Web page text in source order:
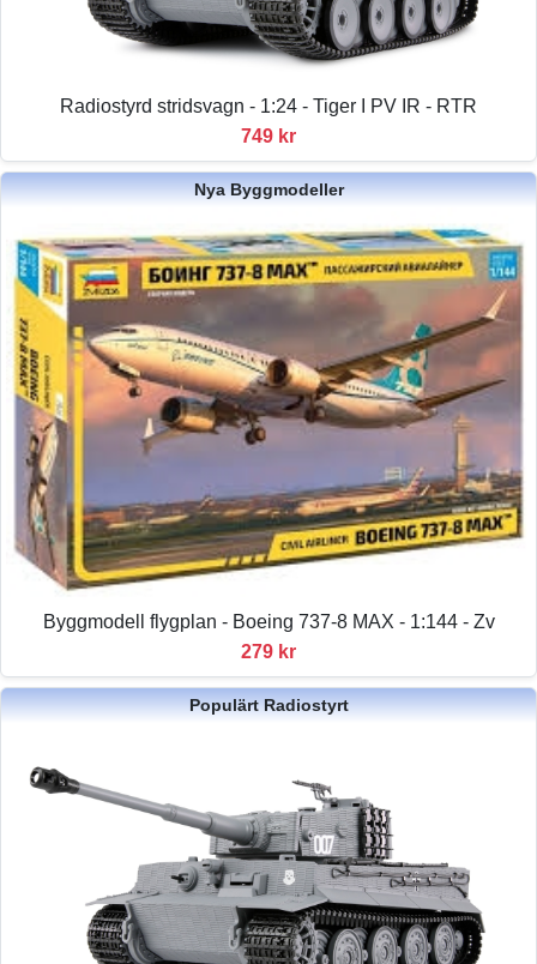
Radiostyrd stridsvagn - 1:24 - Tiger I PV IR - RTR
749 kr
Nya Byggmodeller
Byggmodell flygplan - Boeing 737-8 MAX - 1:144 - Zv
279 kr
Populärt Radiostyrt